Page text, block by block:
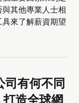
其他專業人士相
來了解薪資期望
有何不同
造全球網